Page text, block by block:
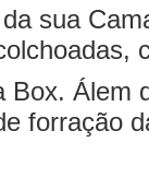
sua
Box. Álem
forração